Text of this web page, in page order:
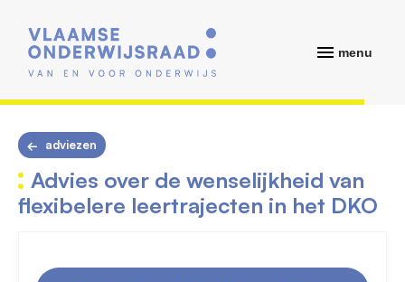
menu
adviezen
Advies over de wenselijkheid van
flexibelere leertrajecten in het DKO